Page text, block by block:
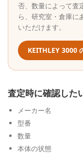
否、数量によって査
ら、研究室・倉庫に
いただけます。
KEITHLEY 3000
査定時に確認した
メーカー名
型番
数量
本体の状態